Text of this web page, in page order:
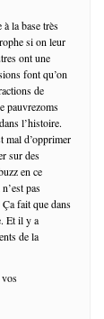
la base très
si on leur
ont une
font qu’on
de
pauvrezoms
l’histoire.
mal d’opprimer
sur des
en ce
pas
fait que dans
Et il y a
de la
vos